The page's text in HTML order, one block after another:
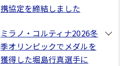
携協定を締結しました
ミラノ・コルティナ2026冬
季オリンピックでメダルを
獲得した堀島行真選手に